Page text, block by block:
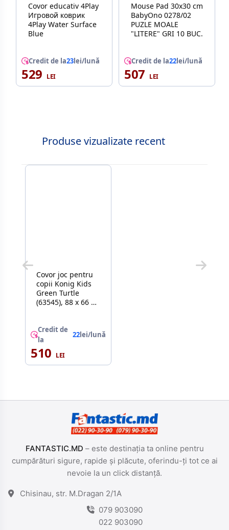
Covor educativ 4Play
Игровой коврик
4Play Water Surface
Blue
Credit de la23lei/lună
529
Mouse Pad 30x30 cm
BabyOno 0278/02
PUZLE MOALE
"LITERE" GRI 10 BUC.
Credit de la22lei/lună
507
Produse vizualizate recent
Covor joc pentru
copii Konig Kids
Green Turtle
(63545), 88 x 66 x
Credit de
la
22lei/lună
510
FANTASTIC.MD – este destinația ta online pentru
cumpărături sigure, rapide și plăcute, oferindu-ți tot ce ai
nevoie la un click distanță.
Chisinau, str. M.Dragan 2/1A
079 903090
022 903090